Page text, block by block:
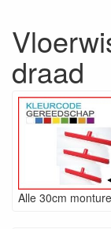
draad
Alle 30cm